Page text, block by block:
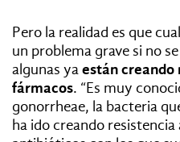
Pero la realidad es que
un problema grave si no
algunas yaestán creando
fármacos. “Es muy
gonorrheae, la bacteria
ha ido creando resistencia